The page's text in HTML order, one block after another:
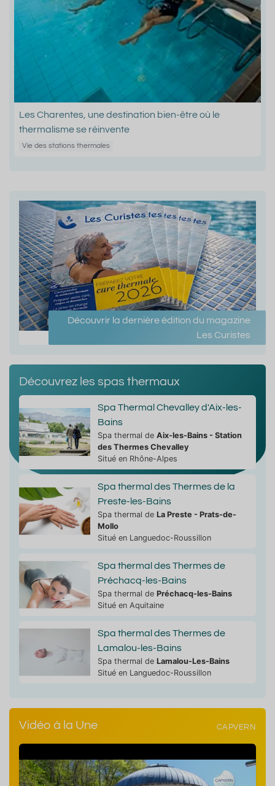
Les Charentes, une destination bien-être où le
thermalisme se réinvente
Vie des stations thermales
Découvrir la dernière édition du magazine
Les Curistes
Découvrez les spas thermaux
Spa Thermal Chevalley d'Aix-les-
Bains
Spa thermal de Aix-les-Bains - Station
des Thermes Chevalley
Situé en Rhône-Alpes
Spa thermal des Thermes de la
Preste-les-Bains
Spa thermal de La Preste - Prats-de-
Mollo
Situé en Languedoc-Roussillon
Spa thermal des Thermes de
Préchacq-les-Bains
Spa thermal de Préchacq-les-Bains
Situé en Aquitaine
Spa thermal des Thermes de
Lamalou-les-Bains
Spa thermal de Lamalou-Les-Bains
Situé en Languedoc-Roussillon
Vidéo à la Une CAPVERN